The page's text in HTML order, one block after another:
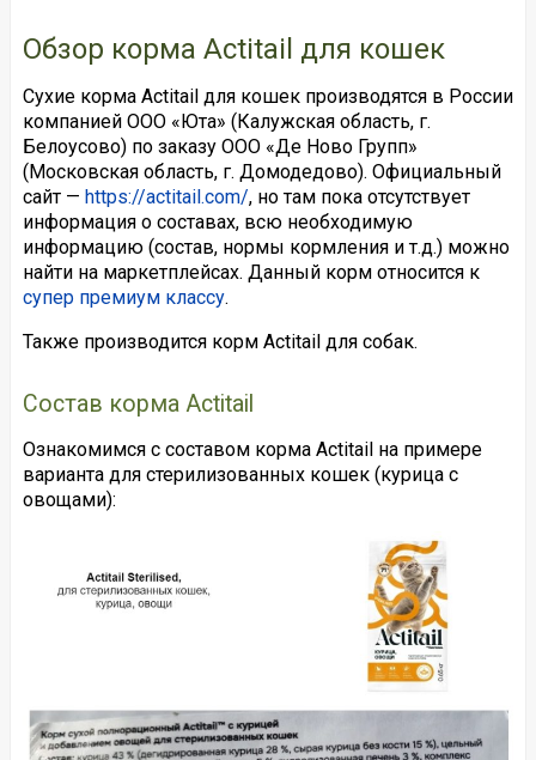
Обзор корма Actitail для кошек
Сухие корма Actitail для кошек производятся в России
компанией ООО «Юта» (Калужская область, г.
Белоусово) по заказу ООО «Де Ново Групп»
(Московская область, г. Домодедово). Официальный
сайт — https://actitail.com/, но там пока отсутствует
информация о составах, всю необходимую
информацию (состав, нормы кормления и т.д.) можно
найти на маркетплейсах. Данный корм относится к
супер премиум классу.
Также производится корм Actitail для собак.
Состав корма Actitail
Ознакомимся с составом корма Actitail на примере
варианта для стерилизованных кошек (курица с
овощами):